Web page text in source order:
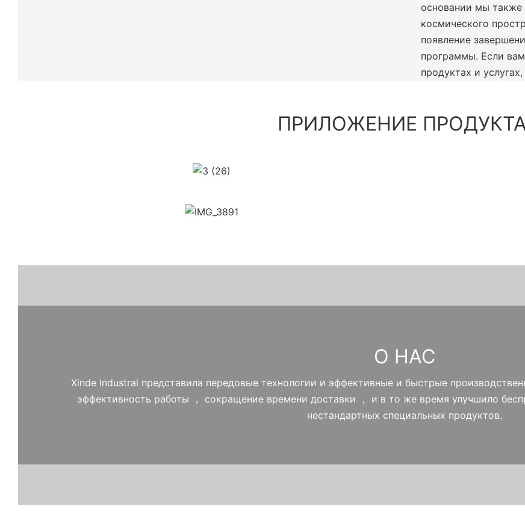
основании мы также
космического
появление
программы. Если
продуктах и
ПРИЛОЖЕНИЕ
О НАС
Xinde Industral представила передовые технологии и эффективные и быстрые
эффективность работы ， сокращение времени доставки ， и в то же время улучшило
нестандартных специальных продуктов.